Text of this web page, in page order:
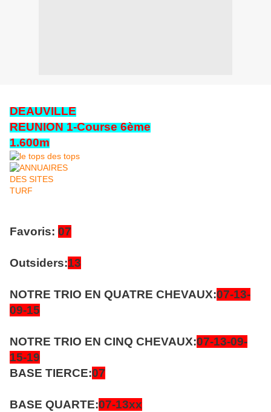
DEAUVILLE
REUNION 1-Course 6ème
1.600m
Favoris: 07
Outsiders:13
NOTRE TRIO EN QUATRE CHEVAUX:07-13-
09-15
NOTRE TRIO EN CINQ CHEVAUX:07-13-09-
15-19
BASE TIERCE:07
BASE QUARTE:07-13xx